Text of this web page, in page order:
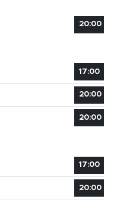
20:00
17:00
20:00
20:00
17:00
20:00